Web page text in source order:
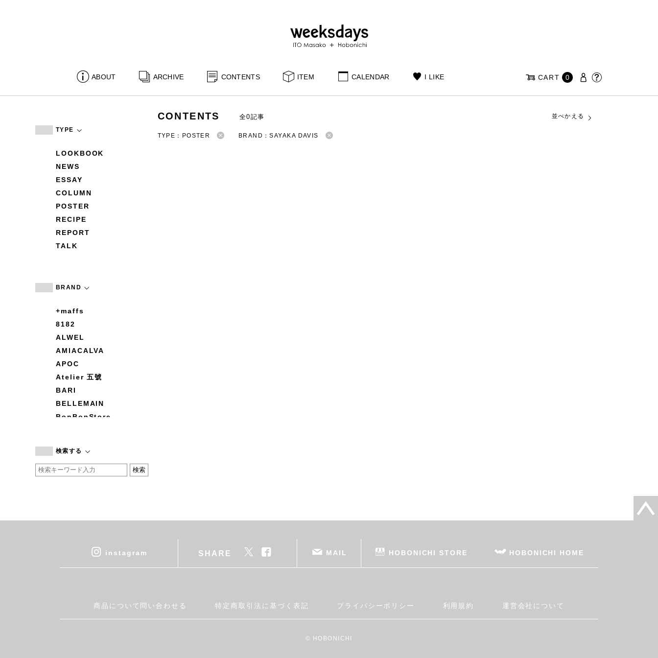
ABOUT ARCHIVE CONTENTS ITEM CALENDAR I LIKE CART 0
TYPE
LOOKBOOK
NEWS
ESSAY
COLUMN
POSTER
RECIPE
REPORT
TALK
BRAND
+maffs
8182
ALWEL
AMIACALVA
APOC
Atelier 五號
BARI
BELLEMAIN
BonBonStore
by basics
CATWORTH
cohan
DEAN & DELUCA
Fatima Morocco
検索する
CONTENTS 全0記事 並べかえる
TYPE：POSTER BRAND：SAYAKA DAVIS
instagram SHARE MAIL HOBONICHI STORE HOBONICHI HOME
商品について問い合わせる 特定商取引法に基づく表記 プライバシーポリシー 利用規約 運営会社について
© HOBONICHI